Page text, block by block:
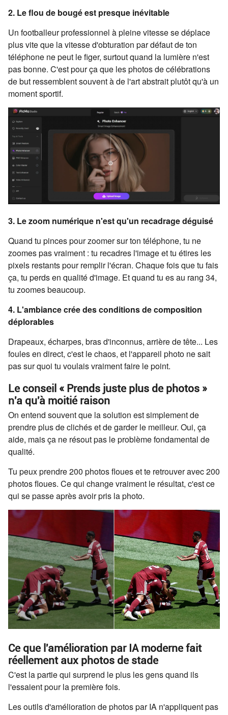
2. Le flou de bougé est presque inévitable
Un footballeur professionnel à pleine vitesse se déplace
plus vite que la vitesse d'obturation par défaut de ton
téléphone ne peut le figer, surtout quand la lumière n'est
pas bonne. C'est pour ça que les photos de célébrations
de but ressemblent souvent à de l'art abstrait plutôt qu'à un
moment sportif.
3. Le zoom numérique n'est qu'un recadrage déguisé
Quand tu pinces pour zoomer sur ton téléphone, tu ne
zoomes pas vraiment : tu recadres l'image et tu étires les
pixels restants pour remplir l'écran. Chaque fois que tu fais
ça, tu perds en qualité d'image. Et quand tu es au rang 34,
tu zoomes beaucoup.
4. L'ambiance crée des conditions de composition
déplorables
Drapeaux, écharpes, bras d'inconnus, arrière de tête... Les
foules en direct, c'est le chaos, et l'appareil photo ne sait
pas sur quoi tu voulais vraiment faire le point.
Le conseil « Prends juste plus de photos »
n'a qu'à moitié raison
On entend souvent que la solution est simplement de
prendre plus de clichés et de garder le meilleur. Oui, ça
aide, mais ça ne résout pas le problème fondamental de
qualité.
Tu peux prendre 200 photos floues et te retrouver avec 200
photos floues. Ce qui change vraiment le résultat, c'est ce
qui se passe après avoir pris la photo.
Ce que l'amélioration par IA moderne fait
réellement aux photos de stade
C'est la partie qui surprend le plus les gens quand ils
l'essaient pour la première fois.
Les outils d'amélioration de photos par IA n'appliquent pas